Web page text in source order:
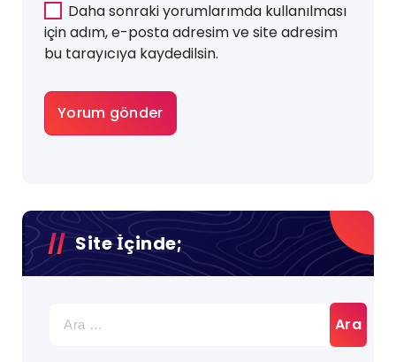
Daha sonraki yorumlarımda kullanılması
için adım, e-posta adresim ve site adresim
bu tarayıcıya kaydedilsin.
Site İçinde;